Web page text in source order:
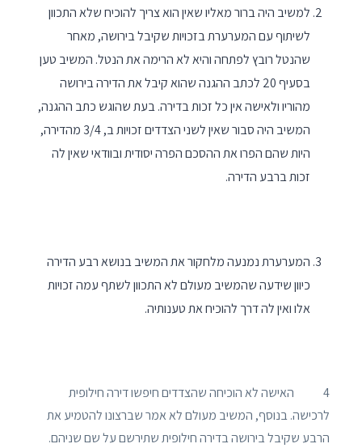
למשיב היה ברור מאליו שאין הוא צריך להוכיח שלא התכוון
לשיתוף עם המערערת בזכויות שקיבל בירושה, מאחר
שהנטל רובץ לפתחה והיא לא הרימה את הנטל. המשיב טען
בסעיף 20 לכתב ההגנה שהוא קיבל את הדירה בירושה
מהוריו ולאישה אין כל זכות בדירה. בעת שהוגש כתב ההגנה,
המשיב היה סבור שאין לשני הצדדים זכויות ב, 3/4 מהדירה,
היות שהם הפרו את ההסכם הפרה יסודית ובוודאי שאין לה
זכות ברבע הדירה.
המערערת נמנעה מלחקור את המשיב בנושא רבע הדירה
כיוון שידעה שהמשיב מעולם לא התכוון לשתף עמה זכויות
אלו ואין לה דרך להוכיח את טענותיה.
4 האישה לא הוכיחה שהצדדים חיפשו דירה חילופית
לרכישה. בנוסף, המשיב מעולם לא אמר שברצונו להטמיע את
הרבע שקיבל בירושה בדירה חילופית שתירשם על שם שניהם.